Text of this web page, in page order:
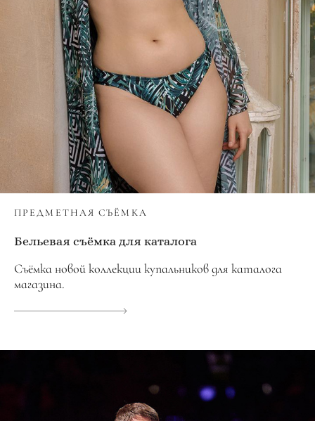
ПРЕДМЕТНАЯ СЪЁМКА
Бельевая съёмка для каталога
Съёмка новой коллекции купальников для каталога
магазина.